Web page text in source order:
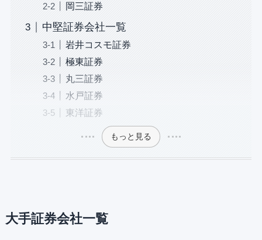
岡三証券
中堅証券会社一覧
岩井コスモ証券
極東証券
丸三証券
水戸証券
東洋証券
もっと見る
大手証券会社一覧